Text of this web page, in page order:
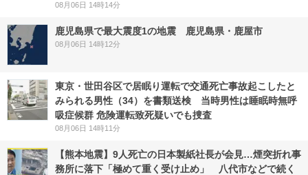
08月06日 14時14分
鹿児島県で最大震度1の地震 鹿児島県・鹿屋市
08月06日 14時12分
東京・世田谷区で居眠り運転で交通死亡事故起こしたと
みられる男性（34）を書類送検 当時男性は睡眠時無呼
吸症候群 危険運転致死疑いでも捜査
08月06日 14時11分
【熊本地震】9人死亡の日本製紙社長が会見…煙突折れ事
務所に落下「極めて重く受け止め」 八代市などで続く